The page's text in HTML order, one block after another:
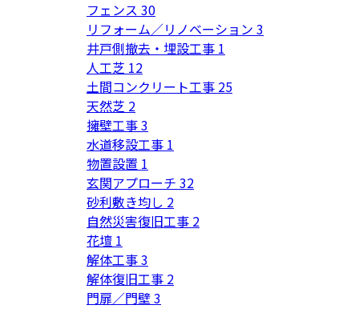
フェンス 30
リフォーム／リノベーション 3
井戸側撤去・埋設工事 1
人工芝 12
土間コンクリート工事 25
天然芝 2
擁壁工事3
水道移設工事 1
物置設置 1
玄関アプローチ 32
砂利敷き均し 2
自然災害復旧工事 2
花壇 1
解体工事3
解体復旧工事 2
門扉／門壁3